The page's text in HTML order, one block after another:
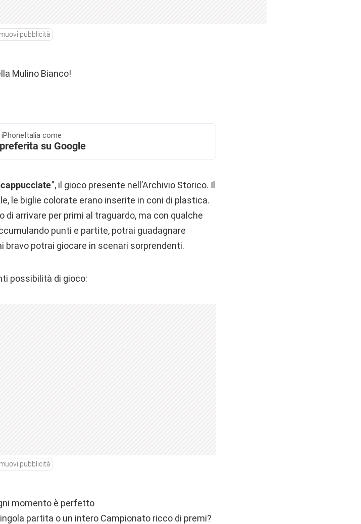
pubblicità
Mulino Bianco!
iPhoneItalia come
su Google
”, il gioco presente nell’Archivio Storico. Il
le biglie colorate erano inserite in coni di plastica.
di arrivare per primi al traguardo, ma con qualche
punti e partite, potrai guadagnare
potrai giocare in scenari sorprendenti.
possibilità di gioco:
pubblicità
momento è perfetto
partita o un intero Campionato ricco di premi?